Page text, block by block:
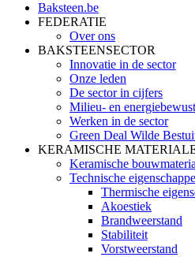
Baksteen.be
FEDERATIE
Over ons
BAKSTEENSECTOR
Innovatie in de sector
Onze leden
De sector in cijfers
Milieu- en
Werken in de sector
Green Deal Wilde
KERAMISCHE
Keramische
Technische
Thermische
Akoestiek
Brandweerstand
Stabiliteit
Vorstweerstand